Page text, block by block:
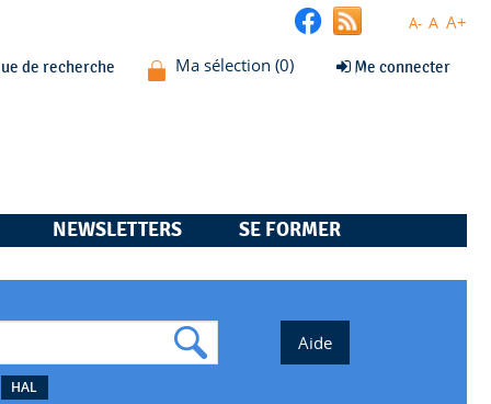
A- A A+
de recherche Me connecter
NEWSLETTERS SE FORMER
HAL